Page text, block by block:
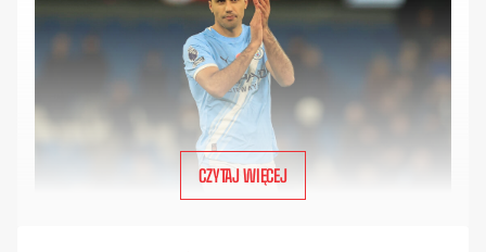
CZYTAJ WIĘCEJ